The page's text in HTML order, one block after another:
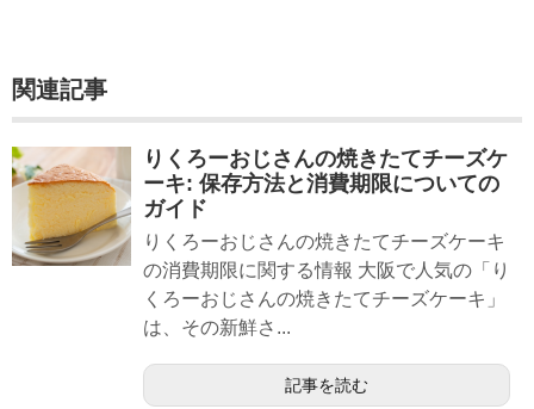
関連記事
りくろーおじさんの焼きたてチーズケ
ーキ: 保存方法と消費期限についての
ガイド
りくろーおじさんの焼きたてチーズケーキ
の消費期限に関する情報 大阪で人気の「り
くろーおじさんの焼きたてチーズケーキ」
は、その新鮮さ...
記事を読む